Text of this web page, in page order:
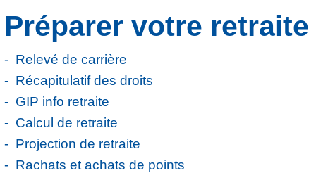
Préparer votre retraite
Relevé de carrière
Récapitulatif des droits
GIP info retraite
Calcul de retraite
Projection de retraite
Rachats et achats de points